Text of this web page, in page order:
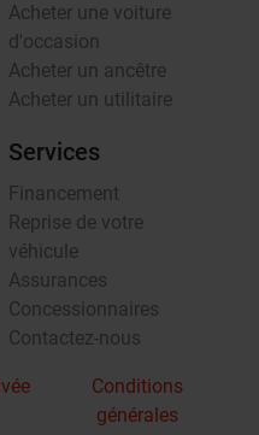
Acheter une voiture
d'occasion
Acheter un ancêtre
Acheter un utilitaire
Services
Financement
Reprise de votre
véhicule
Assurances
Concessionnaires
Contactez-nous
Conditions
générales